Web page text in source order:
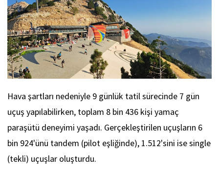
Hava şartları nedeniyle 9 günlük tatil sürecinde 7 gün
uçuş yapılabilirken, toplam 8 bin 436 kişi yamaç
paraşütü deneyimi yaşadı. Gerçekleştirilen uçuşların 6
bin 924'ünü tandem (pilot eşliğinde), 1.512'sini ise single
(tekli) uçuşlar oluşturdu.